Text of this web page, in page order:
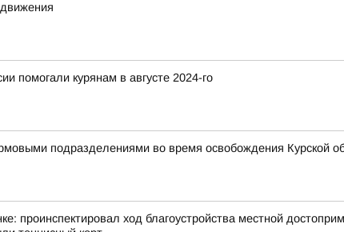
помогали курянам в августе 2024-го
подразделениями во время освобождения Курской
проинспектировал ход благоустройства местной